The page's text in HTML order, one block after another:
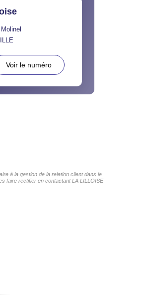
Voir le numéro
à la gestion de la relation client dans le
faire rectifier en contactant LA LILLOISE